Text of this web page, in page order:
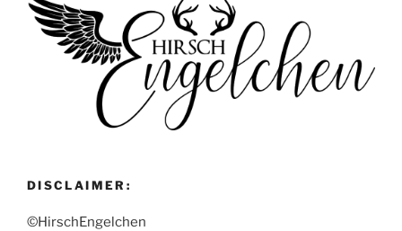
DISCLAIMER:
©HirschEngelchen